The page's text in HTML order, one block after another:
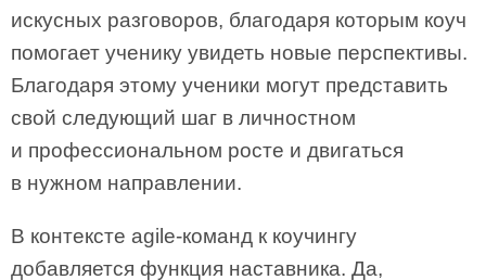
искусных разговоров, благодаря которым коуч
помогает ученику увидеть новые перспективы.
Благодаря этому ученики могут представить
свой следующий шаг в личностном
и профессиональном росте и двигаться
в нужном направлении.
В контексте agile-команд к коучингу
добавляется функция наставника. Да,